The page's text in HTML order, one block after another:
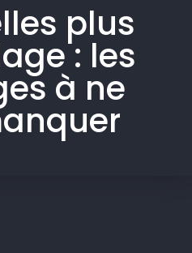
plus
: les
à ne